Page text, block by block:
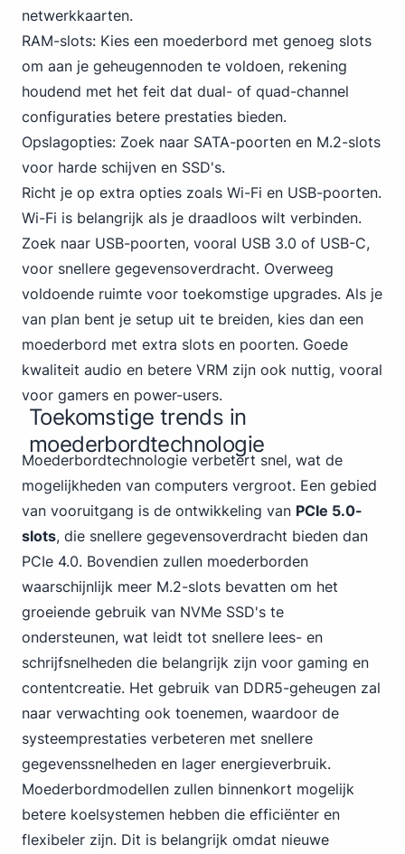
netwerkkaarten.
RAM-slots: Kies een moederbord met genoeg slots
om aan je geheugennoden te voldoen, rekening
houdend met het feit dat dual- of quad-channel
configuraties betere prestaties bieden.
Opslagopties: Zoek naar SATA-poorten en M.2-slots
voor harde schijven en SSD's.
Richt je op extra opties zoals Wi-Fi en USB-poorten.
Wi-Fi is belangrijk als je draadloos wilt verbinden.
Zoek naar USB-poorten, vooral USB 3.0 of USB-C,
voor snellere gegevensoverdracht. Overweeg
voldoende ruimte voor toekomstige upgrades. Als je
van plan bent je setup uit te breiden, kies dan een
moederbord met extra slots en poorten. Goede
kwaliteit audio en betere VRM zijn ook nuttig, vooral
voor gamers en power-users.
Toekomstige trends in
moederbordtechnologie
Moederbordtechnologie verbetert snel, wat de
mogelijkheden van computers vergroot. Een gebied
van vooruitgang is de ontwikkeling van PCIe 5.0-
slots, die snellere gegevensoverdracht bieden dan
PCIe 4.0. Bovendien zullen moederborden
waarschijnlijk meer M.2-slots bevatten om het
groeiende gebruik van NVMe SSD's te
ondersteunen, wat leidt tot snellere lees- en
schrijfsnelheden die belangrijk zijn voor gaming en
contentcreatie. Het gebruik van DDR5-geheugen zal
naar verwachting ook toenemen, waardoor de
systeemprestaties verbeteren met snellere
gegevenssnelheden en lager energieverbruik.
Moederbordmodellen zullen binnenkort mogelijk
betere koelsystemen hebben die efficiënter en
flexibeler zijn. Dit is belangrijk omdat nieuwe